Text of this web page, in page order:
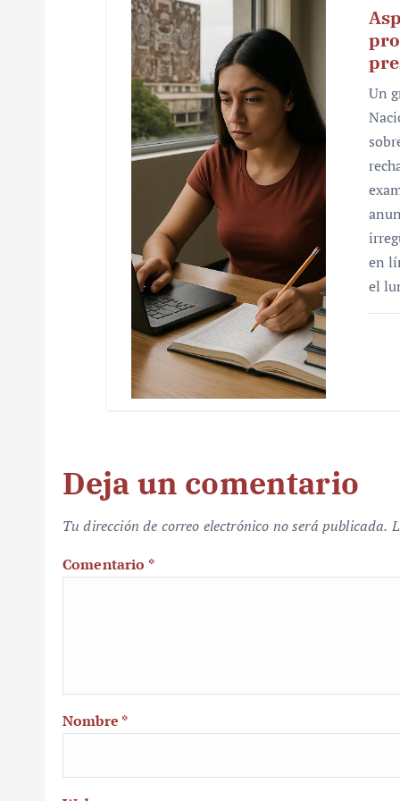
Un
en
el
Deja un comentario
Tu dirección de correo electrónico no será publicada.
Comentario *
Nombre *